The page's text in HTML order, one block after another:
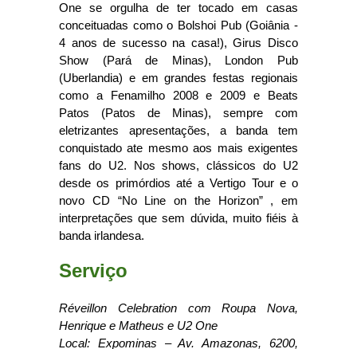
One se orgulha de ter tocado em casas
conceituadas como o Bolshoi Pub (Goiânia -
4 anos de sucesso na casa!), Girus Disco
Show (Pará de Minas), London Pub
(Uberlandia) e em grandes festas regionais
como a Fenamilho 2008 e 2009 e Beats
Patos (Patos de Minas), sempre com
eletrizantes apresentações, a banda tem
conquistado ate mesmo aos mais exigentes
fans do U2. Nos shows, clássicos do U2
desde os primórdios até a Vertigo Tour e o
novo CD “No Line on the Horizon” , em
interpretações que sem dúvida, muito fiéis à
banda irlandesa.
Serviço
Réveillon Celebration com Roupa Nova,
Henrique e Matheus e U2 One
Local: Expominas – Av. Amazonas, 6200,